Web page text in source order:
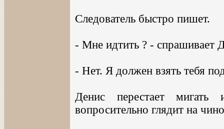
Следователь быстро пишет.
- Мне идтить ? - спрашивает
- Нет. Я должен взять тебя
Денис перестает
вопросительно глядит на